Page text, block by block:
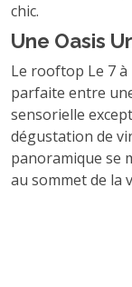
chic.
Une Oasis
Le rooftop Le 7
parfaite entre
sensorielle
dégustation de
panoramique se
au sommet de la